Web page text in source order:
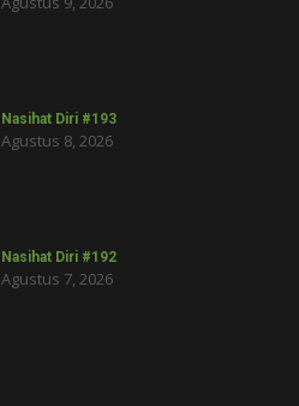
Nasihat Diri #193
Agustus 8, 2026
Nasihat Diri #192
Agustus 7, 2026